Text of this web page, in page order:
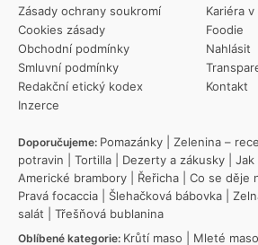
Zásady ochrany soukromí
Cookies zásady
Obchodní podmínky
Smluvní podmínky
Redakční etický kodex
Inzerce
Kariéra
Foodie
Nahlásit
Kontakt
Doporučujeme: Pomazánky Zelenina –
potravin
Tortilla Dezerty a zákusky Jak
Americké brambory
Řeřicha Co se děje
Pravá focaccia
Šlehačková bábovka
salát
Třešňová bublanina
Oblíbené kategorie: Krůtí maso Mleté maso